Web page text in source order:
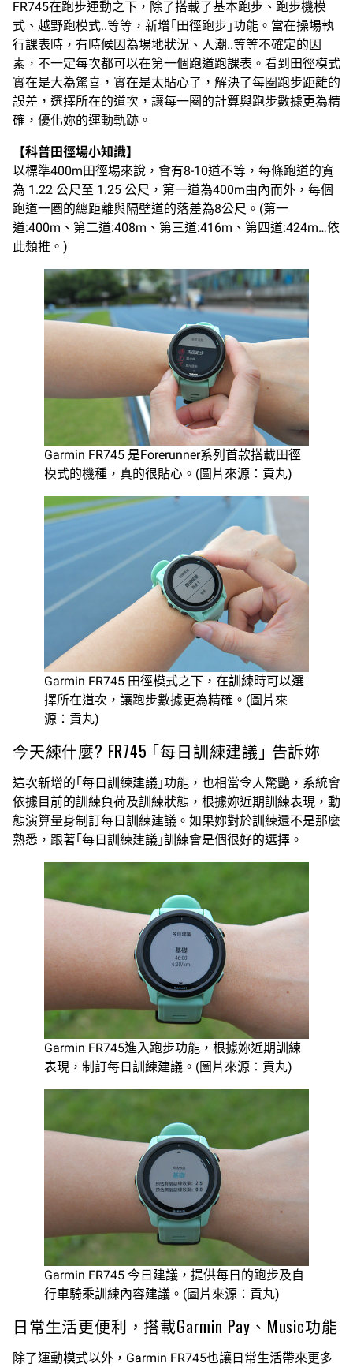
FR745在跑步運動之下，除了搭載了基本跑步、跑步機模
式、越野跑模式..等等，新增｢田徑跑步｣功能。當在操場執
行課表時，有時候因為場地狀況、人潮..等等不確定的因
素，不一定每次都可以在第一個跑道跑課表。看到田徑模式
實在是大為驚喜，實在是太貼心了，解決了每圈跑步距離的
誤差，選擇所在的道次，讓每一圈的計算與跑步數據更為精
確，優化妳的運動軌跡。
【科普田徑場小知識】
以標準400m田徑場來說，會有8-10道不等，每條跑道的寬
為 1.22 公尺至 1.25 公尺，第一道為400m由內而外，每個
跑道一圈的總距離與隔壁道的落差為8公尺。(第一
道:400m、第二道:408m、第三道:416m、第四道:424m…依
此類推。)
Garmin FR745 是Forerunner系列首款搭載田徑
模式的機種，真的很貼心。(圖片來源：貢丸)
Garmin FR745 田徑模式之下，在訓練時可以選
擇所在道次，讓跑步數據更為精確。(圖片來
源：貢丸)
今天練什麼? FR745 ｢每日訓練建議｣ 告訴妳
這次新增的｢每日訓練建議｣功能，也相當令人驚艷，系統會
依據目前的訓練負荷及訓練狀態，根據妳近期訓練表現，動
態演算量身制訂每日訓練建議。如果妳對於訓練還不是那麼
熟悉，跟著｢每日訓練建議｣訓練會是個很好的選擇。
Garmin FR745進入跑步功能，根據妳近期訓練
表現，制訂每日訓練建議。(圖片來源：貢丸)
Garmin FR745 今日建議，提供每日的跑步及自
行車騎乘訓練內容建議。(圖片來源：貢丸)
日常生活更便利，搭載Garmin Pay、Music功能
除了運動模式以外，Garmin FR745也讓日常生活帶來更多